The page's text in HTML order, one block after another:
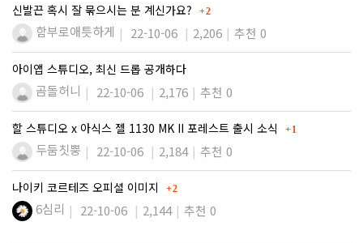
신발끈 혹시 잘 묶으시는 분 계신가요? 댓글
2
함부로애틋하게 22-10-06 2,206 추천 0
아이앱 스튜디오, 최신 드롭 공개하다
곰돌허니 22-10-06 2,176 추천 0
할 스튜디오 x 아식스 젤 1130 MK II 포레스트 출시 소식 댓글
1
두둠칫뿡 22-10-06 2,184 추천 0
나이키 코르테즈 오피셜 이미지 댓글
2
6심리 22-10-06 2,144 추천 0